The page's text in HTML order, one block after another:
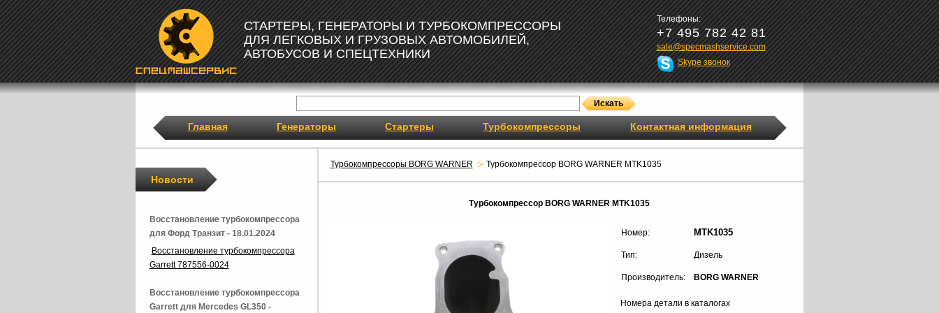
СТАРТЕРЫ, ГЕНЕРАТОРЫ И ТУРБОКОМПРЕССОРЫ
ДЛЯ ЛЕГКОВЫХ И ГРУЗОВЫХ АВТОМОБИЛЕЙ,
АВТОБУСОВ И СПЕЦТЕХНИКИ
Телефоны:
+7 495 782 42 81
sale@specmashservice.com
Skype звонок
Главная Генераторы Стартеры Турбокомпрессоры Контактная информация
Турбокомпрессоры BORG WARNER Турбокомпрессор BORG WARNER MTK1035
Турбокомпрессор BORG WARNER MTK1035
Номер: MTK1035
Тип: Дизель
Производитель: BORG WARNER
Номера детали в каталогах
Новости
Восстановление турбокомпрессора
для Форд Транзит - 18.01.2024
Восстановление турбокомпрессора
Garrett 787556-0024
Восстановление турбокомпрессора
Garrett для Mercedes GL350 -